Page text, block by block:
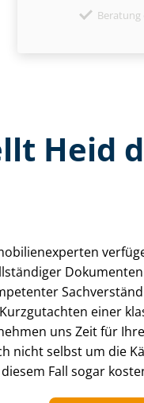
Heid
einer
uns Zeit für
nicht selbst um die
Fall sogar